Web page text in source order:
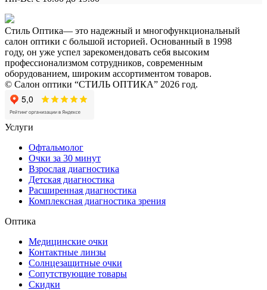
Стиль Оптика— это надежный и многофункциональный
салон оптики с большой историей. Основанный в 1998
году, он уже успел зарекомендовать себя высоким
профессионализмом сотрудников, современным
оборудованием, широким ассортиментом товаров.
© Салон оптики “СТИЛЬ ОПТИКА” 2026 год.
Услуги
Офтальмолог
Очки за 30 минут
Взрослая диагностика
Детская диагностика
Расширенная диагностика
Комплексная диагностика зрения
Оптика
Медицинские очки
Контактные линзы
Солнцезащитные очки
Сопутствующие товары
Скидки